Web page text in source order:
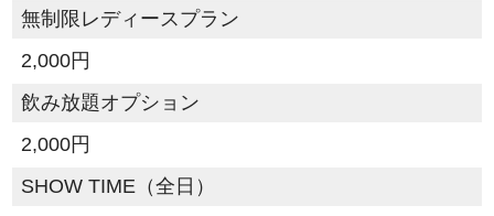
無制限レディースプラン
2,000円
飲み放題オプション
2,000円
SHOW TIME（全日）